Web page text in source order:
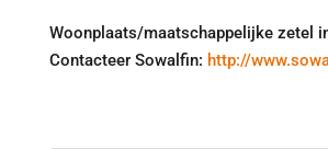
Woonplaats/maatschappelijke zetel
Contacteer Sowalfin: http://